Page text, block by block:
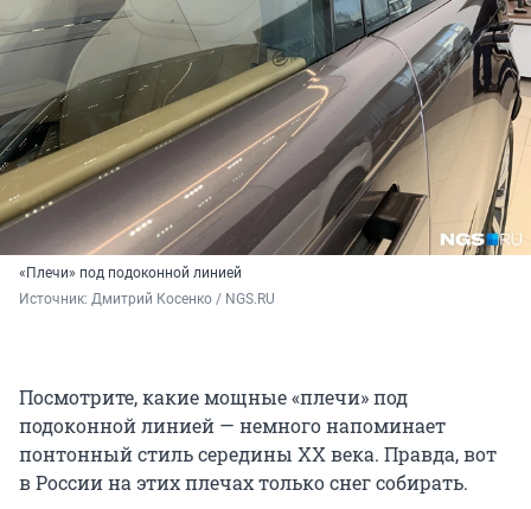
«Плечи» под подоконной линией
Источник: Дмитрий Косенко / NGS.RU
Посмотрите, какие мощные «плечи» под
подоконной линией — немного напоминает
понтонный стиль середины XX века. Правда, вот
в России на этих плечах только снег собирать.